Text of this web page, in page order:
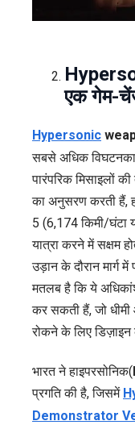
एक गेम-
Hypersonic
सबसे अधिक
पारंपरिक मिसाइलों
का अनुसरण करती हैं,
5 (6,174 किमी/घंटा
यात्रा करने में सक्षम
उड़ान के दौरान मार्ग
मतलब है कि ये अधिकांश
कर सकती हैं, जो धीमी
रोकने के लिए डिज़ाइन
भारत ने हाइपरसोनिक(
प्रगति की है, जिसमें
Demonstrator